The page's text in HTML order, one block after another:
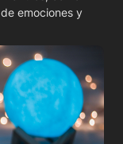
emociones y